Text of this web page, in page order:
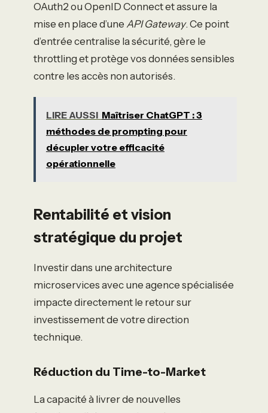
OAuth2 ou OpenID Connect et assure la
mise en place d’une API Gateway. Ce point
d’entrée centralise la sécurité, gère le
throttling et protège vos données sensibles
contre les accès non autorisés.
LIRE AUSSI Maîtriser ChatGPT : 3
méthodes de prompting pour
décupler votre efficacité
opérationnelle
Rentabilité et vision
stratégique du projet
Investir dans une architecture
microservices avec une agence spécialisée
impacte directement le retour sur
investissement de votre direction
technique.
Réduction du Time-to-Market
La capacité à livrer de nouvelles